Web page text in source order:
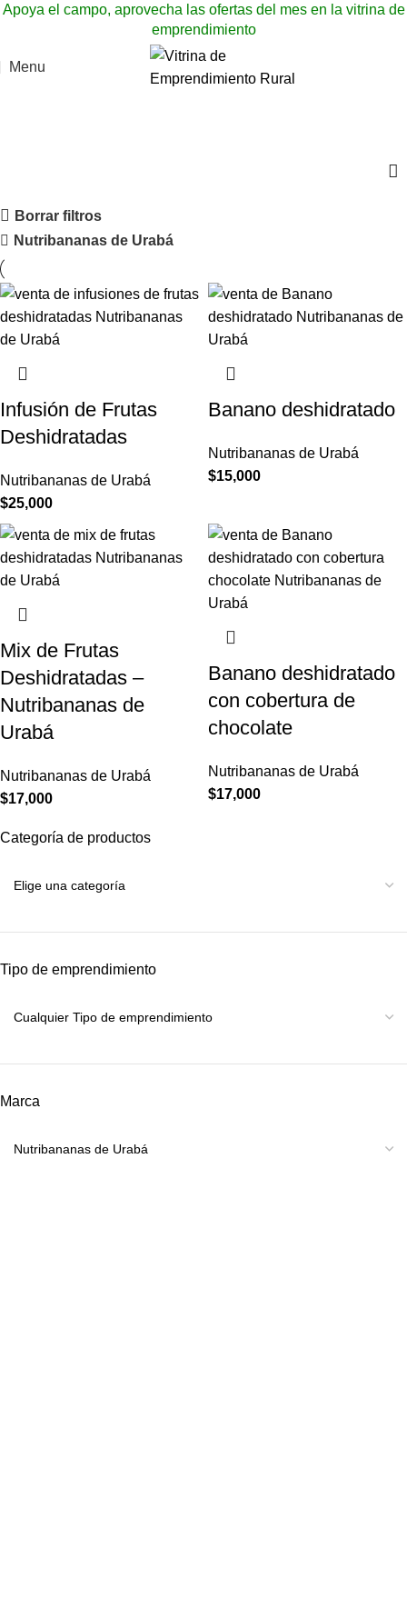
Apoya el campo, aprovecha las ofertas del mes en la vitrina de
emprendimiento
Menu
Categoría de productos
Tipo de emprendimiento
Marca
Borrar filtros
Nutribananas de Urabá
Infusión de Frutas
Deshidratadas
Nutribananas de Urabá
$25,000
Banano deshidratado
Nutribananas de Urabá
$15,000
Mix de Frutas
Deshidratadas –
Nutribananas de
Urabá
Nutribananas de Urabá
$17,000
Banano deshidratado
con cobertura de
chocolate
Nutribananas de Urabá
$17,000